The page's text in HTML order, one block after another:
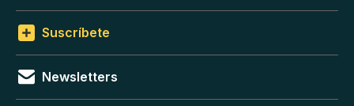
Suscríbete
Newsletters